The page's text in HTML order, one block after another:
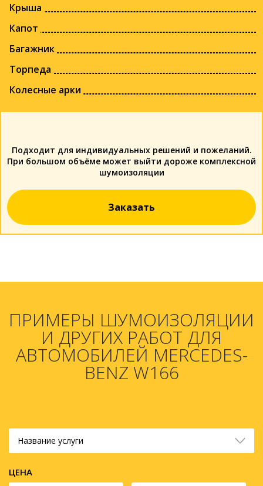
Крыша
Капот
Багажник
Торпеда
Колесные арки
Подходит для индивидуальных решений и пожеланий.
При большом объёме может выйти дороже комплексной
шумоизоляции
Заказать
ПРИМЕРЫ ШУМОИЗОЛЯЦИИ
И ДРУГИХ РАБОТ ДЛЯ
АВТОМОБИЛЕЙ MERCEDES-
BENZ W166
Название услуги
ЦЕНА